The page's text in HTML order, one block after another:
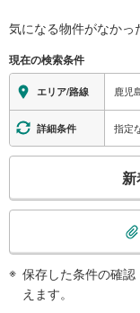
気になる物件がなかっ
現在の検索条件
エリア/路線 鹿児
詳細条件 指定
検
新
保存した条件の確
えます。